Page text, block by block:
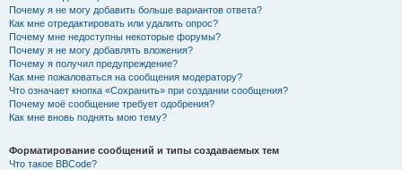
Почему я не могу добавить больше вариантов ответа?
Как мне отредактировать или удалить опрос?
Почему мне недоступны некоторые форумы?
Почему я не могу добавлять вложения?
Почему я получил предупреждение?
Как мне пожаловаться на сообщения модератору?
Что означает кнопка «Сохранить» при создании сообщения?
Почему моё сообщение требует одобрения?
Как мне вновь поднять мою тему?
Форматирование сообщений и типы создаваемых тем
Что такое BBCode?